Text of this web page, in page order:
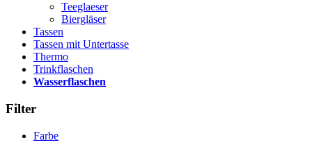
Teeglaeser
Biergläser
Tassen
Tassen mit Untertasse
Thermo
Trinkflaschen
Wasserflaschen
Filter
Farbe